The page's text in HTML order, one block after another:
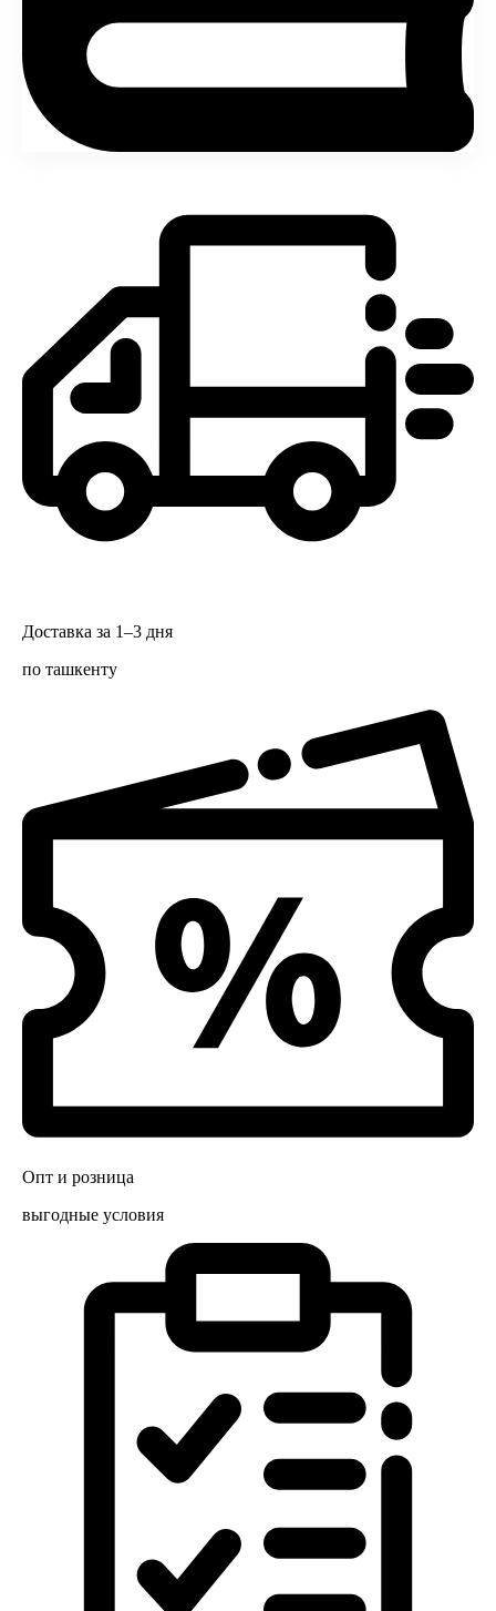
Доставка за 1–3 дня
по ташкенту
Опт и розница
выгодные условия